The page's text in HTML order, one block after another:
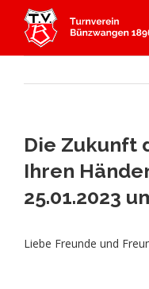
Inhalt
springen
Abteilungen
Mitgliedschaft
Die Zukunft
Ihren
25.01.2023
Liebe Freunde und